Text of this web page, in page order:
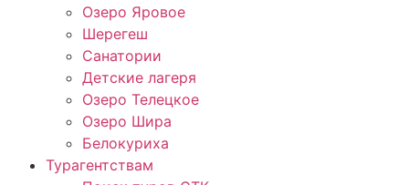
Озеро Яровое
Шерегеш
Санатории
Детские лагеря
Озеро Телецкое
Озеро Шира
Белокуриха
Турагентствам